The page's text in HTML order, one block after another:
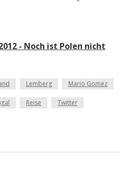
- Noch ist Polen nicht
Lemberg Mario Gomez
Reise Twitter